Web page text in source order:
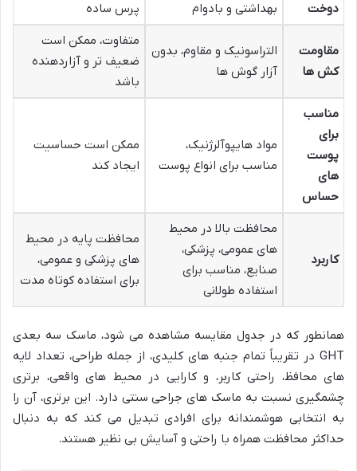
دوخت
بهداشتی و بادوام
پرس ساده
مقاومت
کش ها
التراسونیک و مقاوم، بدون
آزار گوش ها
متفاوت، ممکن است
ضعیف تر و آزاردهنده
باشد
مناسب
برای
پوست
های
حساس
مواد هایپوآلرژنیک،
مناسب برای انواع پوست
ممکن است حساسیت
ایجاد کند
کاربرد
محافظت بالا در محیط
های عمومی، پزشکی،
صنایع، مناسب برای
استفاده طولانی
محافظت پایه در محیط
های پزشکی و عمومی،
برای استفاده کوتاه مدت
همانطور که در جدول مقایسه مشاهده می شود، ماسک سه بعدی
GHT در تقریباً تمام جنبه های کلیدی، از جمله طراحی، تعداد لایه
های محافظ، راحتی کاربر، و کارایی در محیط های واقعی، برتری
چشمگیری نسبت به ماسک های جراحی سنتی دارد. این برتری، آن را
به انتخابی هوشمندانه برای افرادی تبدیل می کند که به دنبال
حداکثر محافظت همراه با راحتی و آسایش بی نظیر هستند.